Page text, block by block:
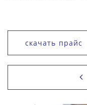
скачать прайс